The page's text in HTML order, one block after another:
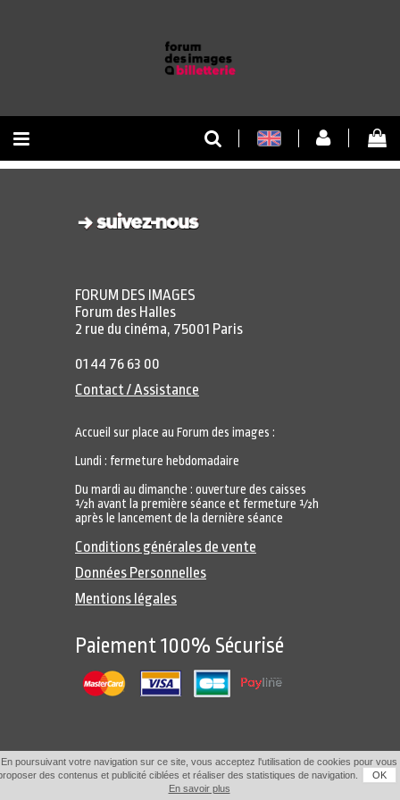
RETOUR À L'ACCUEIL
RETOUR AU SITE
FORUM DES IMAGES
Forum des Halles
2 rue du cinéma, 75001 Paris
01 44 76 63 00
Contact / Assistance
Accueil sur place au Forum des images :
Lundi : fermeture hebdomadaire
Du mardi au dimanche : ouverture des caisses
½h avant la première séance et fermeture ½h
après le lancement de la dernière séance
Conditions générales de vente
Données Personnelles
Mentions légales
Paiement 100% Sécurisé
En poursuivant votre navigation sur ce site, vous acceptez l'utilisation de cookies pour vous
des contenus et publicité ciblées et réaliser des statistiques de navigation.
OK
En savoir plus